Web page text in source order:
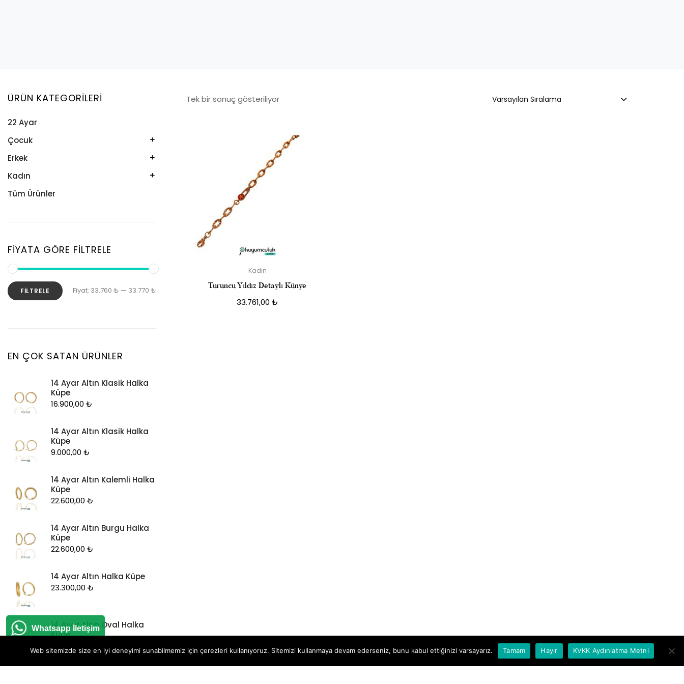
Tek bir sonuç gösteriliyor Varsayılan Sıralama
Kadın
Turuncu Yıldız Detaylı Künye
33.761,00₺
ÜRÜN KATEGORILERI
22 Ayar
Çocuk
Kelepçe
Kolye
Künye
Erkek
Kelepçe
Künye
Kadın
Bileklik
Küpe
Zincir
Tüm Ürünler
FIYATA GÖRE FILTRELE
FILTRELE Fiyat: 33.760 ₺ — 33.770 ₺
EN ÇOK SATAN ÜRÜNLER
14 Ayar Altın Klasik Halka
Küpe
16.900,00 ₺
14 Ayar Altın Klasik Halka
Küpe
9.000,00 ₺
14 Ayar Altın Kalemli Halka
Küpe
22.600,00 ₺
14 Ayar Altın Burgu Halka
Küpe
22.600,00 ₺
14 Ayar Altın Halka Küpe
23.300,00 ₺
14 Ayar Altın Oval Halka
Küpe
17.550,00
Whatsapp İletişim
Web sitemizde size en iyi deneyimi sunabilmemiz için çerezleri kullanıyoruz. Sitemizi kullanmaya devam ederseniz, bunu kabul ettiğinizi varsayarız. Tamam Hayır KVKK Aydınlatma Metni